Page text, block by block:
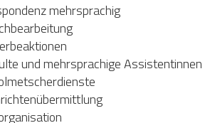
mehrsprachig
und mehrsprachige Assistentinnen